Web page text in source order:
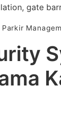
gate